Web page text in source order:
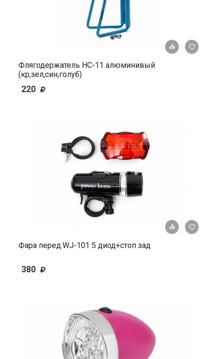
+ К
Флягодержатель HС-11 алюминивый
(кр,зел,син,голуб)
220
+ К
Фара перед.WJ-101 5 диод+стоп зад
380